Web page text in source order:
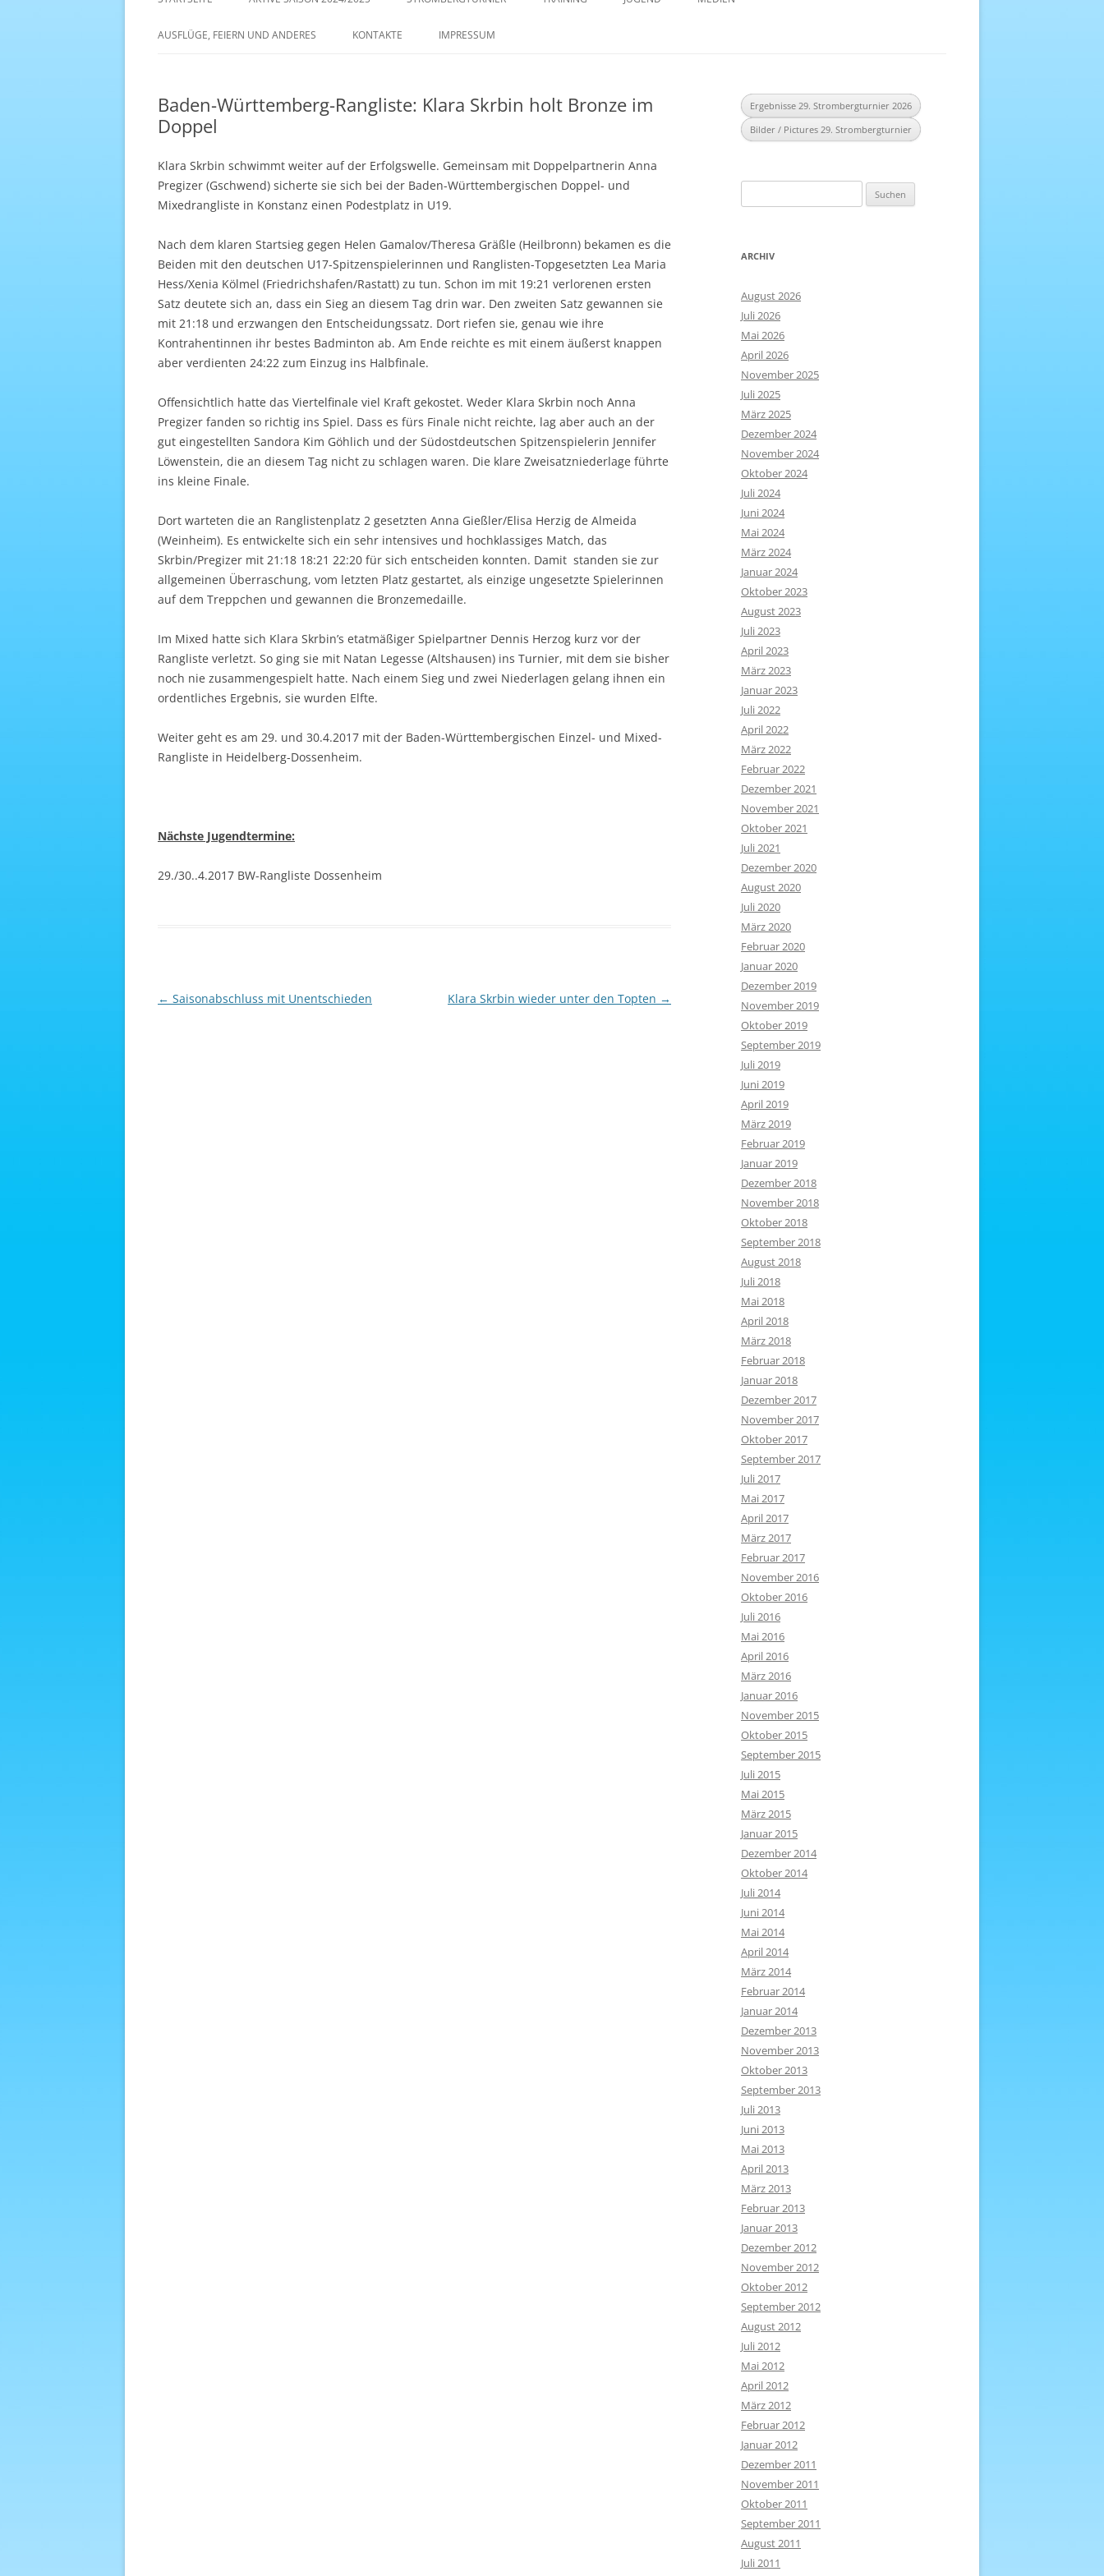
AKTIVE SAISON 2022/23
SAISON 2023 – MANNSCHAFTEN –
29. STROMBERGTURNIER 2026
27. STROMBERGTURNIER 2024
25. STROMBERTURNIER 2022
AUSFLÜGE, FEIERN UND ANDERES KONTAKTE IMPRESSUM
Baden-Württemberg-Rangliste: Klara Skrbin holt Bronze im
Doppel
Klara Skrbin schwimmt weiter auf der Erfolgswelle. Gemeinsam mit Doppelpartnerin Anna
Pregizer (Gschwend) sicherte sie sich bei der Baden-Württembergischen Doppel- und
Mixedrangliste in Konstanz einen Podestplatz in U19.
Nach dem klaren Startsieg gegen Helen Gamalov/Theresa Gräßle (Heilbronn) bekamen es die
Beiden mit den deutschen U17-Spitzenspielerinnen und Ranglisten-Topgesetzten Lea Maria
Hess/Xenia Kölmel (Friedrichshafen/Rastatt) zu tun. Schon im mit 19:21 verlorenen ersten
Satz deutete sich an, dass ein Sieg an diesem Tag drin war. Den zweiten Satz gewannen sie
mit 21:18 und erzwangen den Entscheidungssatz. Dort riefen sie, genau wie ihre
Kontrahentinnen ihr bestes Badminton ab. Am Ende reichte es mit einem äußerst knappen
aber verdienten 24:22 zum Einzug ins Halbfinale.
Offensichtlich hatte das Viertelfinale viel Kraft gekostet. Weder Klara Skrbin noch Anna
Pregizer fanden so richtig ins Spiel. Dass es fürs Finale nicht reichte, lag aber auch an der
gut eingestellten Sandora Kim Göhlich und der Südostdeutschen Spitzenspielerin Jennifer
Löwenstein, die an diesem Tag nicht zu schlagen waren. Die klare Zweisatzniederlage führte
ins kleine Finale.
Dort warteten die an Ranglistenplatz 2 gesetzten Anna Gießler/Elisa Herzig de Almeida
(Weinheim). Es entwickelte sich ein sehr intensives und hochklassiges Match, das
Skrbin/Pregizer mit 21:18 18:21 22:20 für sich entscheiden konnten. Damit standen sie zur
allgemeinen Überraschung, vom letzten Platz gestartet, als einzige ungesetzte Spielerinnen
auf dem Treppchen und gewannen die Bronzemedaille.
Im Mixed hatte sich Klara Skrbin’s etatmäßiger Spielpartner Dennis Herzog kurz vor der
Rangliste verletzt. So ging sie mit Natan Legesse (Altshausen) ins Turnier, mit dem sie bisher
noch nie zusammengespielt hatte. Nach einem Sieg und zwei Niederlagen gelang ihnen ein
ordentliches Ergebnis, sie wurden Elfte.
Weiter geht es am 29. und 30.4.2017 mit der Baden-Württembergischen Einzel- und Mixed-
Rangliste in Heidelberg-Dossenheim.
Nächste Jugendtermine:
29./30..4.2017 BW-Rangliste Dossenheim
Beitragsnavigation
← Saisonabschluss mit Unentschieden Klara Skrbin wieder unter den Topten →
Ergebnisse 29. Strombergturnier 2026
Bilder / Pictures 29. Strombergturnier
nach:
ARCHIV
August 2026
Juli 2026
Mai 2026
April 2026
November 2025
Juli 2025
März 2025
Dezember 2024
November 2024
Oktober 2024
Juli 2024
Juni 2024
Mai 2024
März 2024
Januar 2024
Oktober 2023
August 2023
Juli 2023
April 2023
März 2023
Januar 2023
Juli 2022
April 2022
März 2022
Februar 2022
Dezember 2021
November 2021
Oktober 2021
Juli 2021
Dezember 2020
August 2020
Juli 2020
März 2020
Februar 2020
Januar 2020
Dezember 2019
November 2019
Oktober 2019
September 2019
Juli 2019
Juni 2019
April 2019
März 2019
Februar 2019
Januar 2019
Dezember 2018
November 2018
Oktober 2018
September 2018
August 2018
Juli 2018
Mai 2018
April 2018
März 2018
Februar 2018
Januar 2018
Dezember 2017
November 2017
Oktober 2017
September 2017
Juli 2017
Mai 2017
April 2017
März 2017
Februar 2017
November 2016
Oktober 2016
Juli 2016
Mai 2016
April 2016
März 2016
Januar 2016
November 2015
Oktober 2015
September 2015
Juli 2015
Mai 2015
März 2015
Januar 2015
Dezember 2014
Oktober 2014
Juli 2014
Juni 2014
Mai 2014
April 2014
März 2014
Februar 2014
Januar 2014
Dezember 2013
November 2013
Oktober 2013
September 2013
Juli 2013
Juni 2013
Mai 2013
April 2013
März 2013
Februar 2013
Januar 2013
Dezember 2012
November 2012
Oktober 2012
September 2012
August 2012
Juli 2012
Mai 2012
April 2012
März 2012
Februar 2012
Januar 2012
Dezember 2011
November 2011
Oktober 2011
September 2011
August 2011
Juli 2011